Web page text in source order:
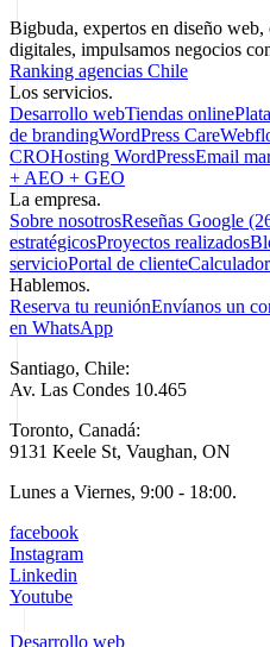
Bigbuda, expertos en diseño
digitales, impulsamos negocios
Ranking agencias Chile
Los servicios.
Desarrollo webTiendas online
de brandingWordPress Care
CROHosting WordPressEmail
+ AEO + GEO
La empresa.
Sobre nosotrosReseñas Google
estratégicosProyectos realizados
servicioPortal de cliente
Hablemos.
Reserva tu reuniónEnvíanos un
en WhatsApp
Santiago, Chile:
Av. Las Condes 10.465
Toronto, Canadá:
9131 Keele St, Vaughan, ON
Lunes a Viernes, 9:00 - 18:00.
facebook
Instagram
Linkedin
Youtube
Desarrollo web